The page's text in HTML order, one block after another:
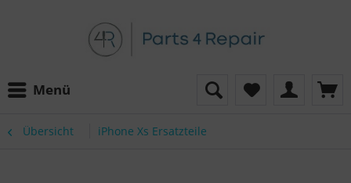
Menü
Übersicht iPhone Xs Ersatzteile